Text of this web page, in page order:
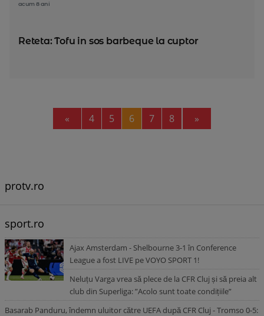
acum 8 ani
Reteta: Tofu in sos barbeque la cuptor
« Previous
4 5 6 7 8 »
protv.ro
sport.ro
Ajax Amsterdam - Shelbourne 3-1 în Conference
League a fost LIVE pe VOYO SPORT 1!
Neluțu Varga vrea să plece de la CFR Cluj și să preia alt
club din Superliga: ”Acolo sunt toate condițiile”
Basarab Panduru, îndemn uluitor către UEFA după CFR Cluj - Tromso 0-5: